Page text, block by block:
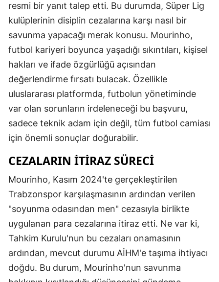
resmi bir yanıt talep etti. Bu durumda, Süper Lig
kulüplerinin disiplin cezalarına karşı nasıl bir
savunma yapacağı merak konusu. Mourinho,
futbol kariyeri boyunca yaşadığı sıkıntıları, kişisel
hakları ve ifade özgürlüğü açısından
değerlendirme fırsatı bulacak. Özellikle
uluslararası platformda, futbolun yönetiminde
var olan sorunların irdeleneceği bu başvuru,
sadece teknik adam için değil, tüm futbol camiası
için önemli sonuçlar doğurabilir.
CEZALARIN İTIRAZ SÜRECI
Mourinho, Kasım 2024'te gerçekleştirilen
Trabzonspor karşılaşmasının ardından verilen
"soyunma odasından men" cezasıyla birlikte
uygulanan para cezalarına itiraz etti. Ne var ki,
Tahkim Kurulu'nun bu cezaları onamasının
ardından, mevcut durumu AİHM'e taşıma ihtiyacı
doğdu. Bu durum, Mourinho'nun savunma